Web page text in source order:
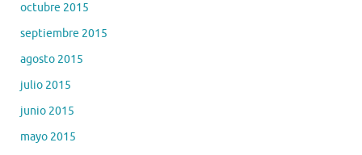
octubre 2015
septiembre 2015
agosto 2015
julio 2015
junio 2015
mayo 2015